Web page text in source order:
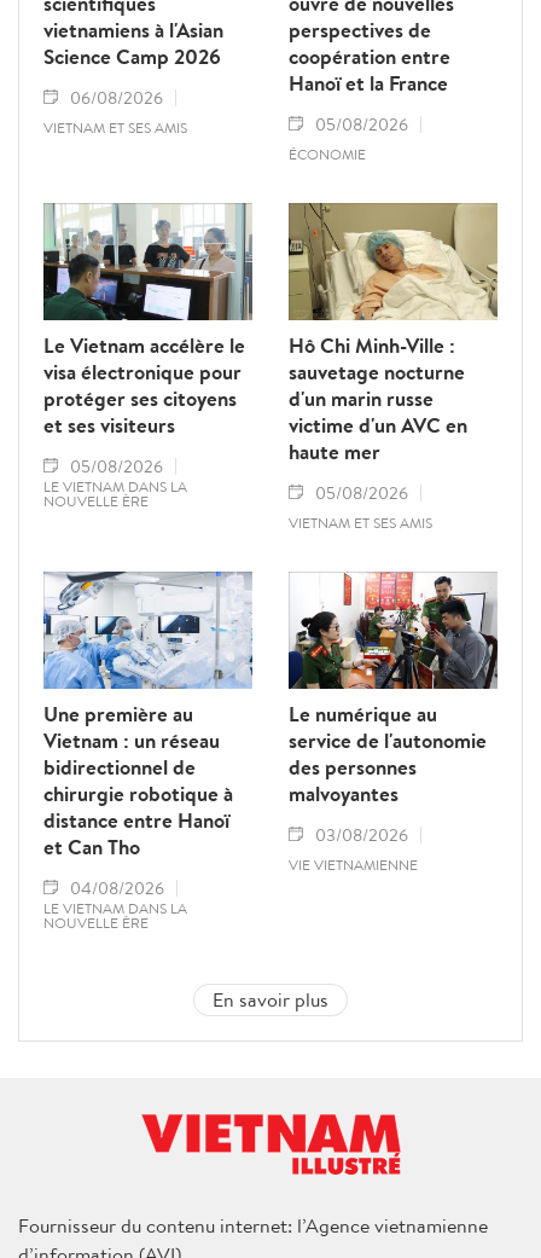
vietnamiens à l'Asian
Science Camp 2026
06/08/2026
VIETNAM ET SES AMIS
perspectives de
coopération entre
Hanoï et la France
05/08/2026
ÉCONOMIE
Le Vietnam accélère le
visa électronique pour
protéger ses citoyens
et ses visiteurs
05/08/2026
LE VIETNAM DANS LA
NOUVELLE ÈRE
Hô Chi Minh-Ville :
sauvetage nocturne
d'un marin russe
victime d'un AVC en
haute mer
05/08/2026
VIETNAM ET SES AMIS
Une première au
Vietnam : un réseau
bidirectionnel de
chirurgie robotique à
distance entre Hanoï
et Can Tho
04/08/2026
LE VIETNAM DANS LA
NOUVELLE ÈRE
Le numérique au
service de l'autonomie
des personnes
malvoyantes
03/08/2026
VIE VIETNAMIENNE
En savoir plus
Fournisseur du contenu internet: l’Agence vietnamienne